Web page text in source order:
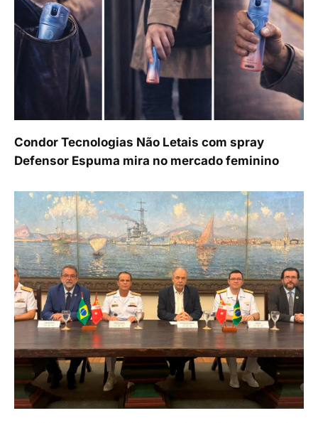
Condor Tecnologias Não Letais com spray
Defensor Espuma mira no mercado feminino